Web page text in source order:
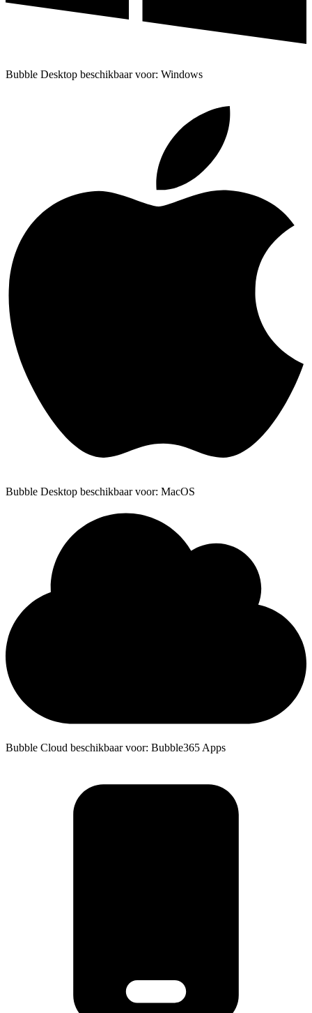
Bubble Desktop beschikbaar voor: Windows
Bubble Desktop beschikbaar voor: MacOS
Bubble Cloud beschikbaar voor: Bubble365 Apps